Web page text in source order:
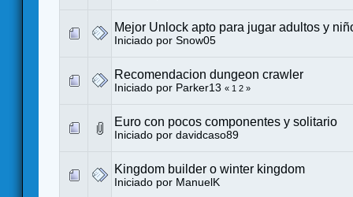
Mejor Unlock apto para jugar adultos y
Iniciado por Snow05
Recomendacion dungeon crawler
Iniciado por Parker13 « 1 2 »
Euro con pocos componentes y solitario
Iniciado por davidcaso89
Kingdom builder o winter kingdom
Iniciado por ManuelK